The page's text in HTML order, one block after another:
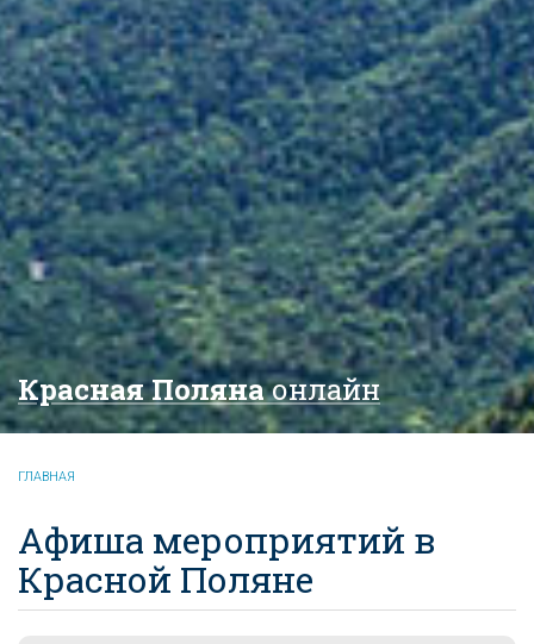
Красная Полянаонлайн
ГЛАВНАЯ
Афиша мероприятий в
Красной Поляне